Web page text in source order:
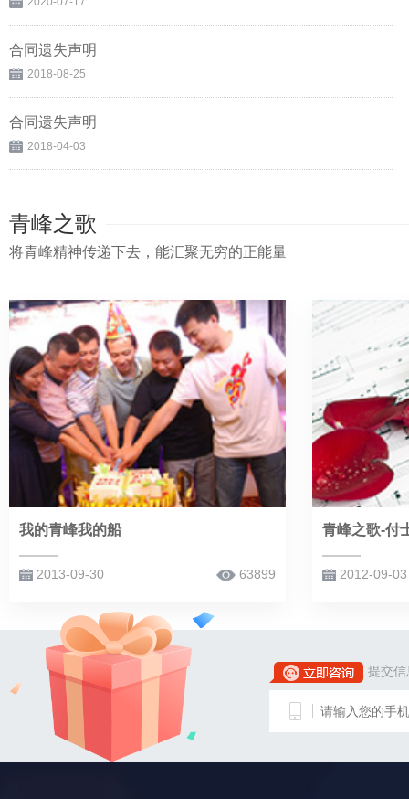
合同遗失声明
2018-08-25
合同遗失声明
2018-04-03
青峰之歌
将青峰精神传递下去，能汇聚无穷的正能量
我的青峰我的船
2013-09-30 63899
青峰之歌-付
2012-09-03
提交